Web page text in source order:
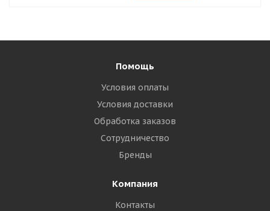
Помощь
Условия оплаты
Условия доставки
Обработка заказов
Сотрудничество
Бренды
Компания
Контакты